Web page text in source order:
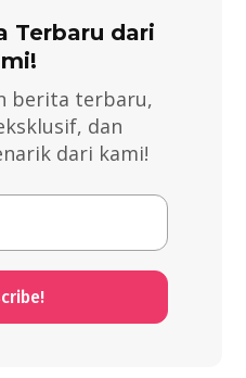
Terbaru dari
berita terbaru,
dan
dari kami!